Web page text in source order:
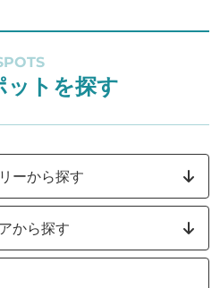
ットを探す
ーから探す
から探す